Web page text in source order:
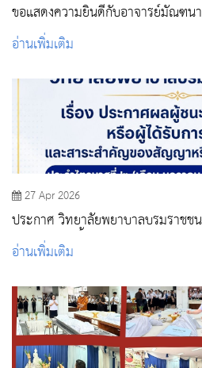
ขอแสดงความยินดีกับอาจารย์มัณฑน
รางวัลรองชนะเลิศอันดับ 2
อ่านเพิ่มเติม
27 Apr 2026
ประกาศ วิทยาลัยพยาบาลบรมราชช
ผู้ชนะการจัดซื้อจัดจ้างหรือผู้ได้รับกา
ของสัญญาหรือข้อตกลงเป็นหนังสือ
อ่านเพิ่มเติม